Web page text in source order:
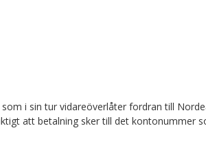
som i sin tur vidareöverlåter fordran till
att betalning sker till det kontonummer